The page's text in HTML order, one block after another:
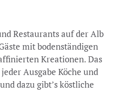
Restaurants auf der Alb
mit bodenständigen
Kreationen. Das
Ausgabe Köche und
dazu gibt’s köstliche